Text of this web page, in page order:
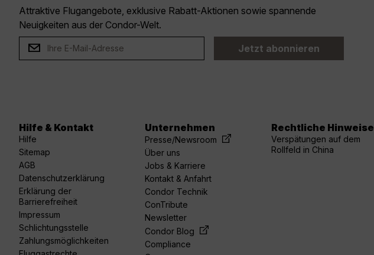
Attraktive Flugangebote, exklusive Rabatt-Aktionen sowie spannende
Neuigkeiten aus der Condor-Welt.
Jetzt abonnieren
Hilfe & Kontakt
Hilfe
Sitemap
AGB
Datenschutzerklärung
Erklärung der
Barrierefreiheit
Impressum
Schlichtungsstelle
Zahlungsmöglichkeiten
Unternehmen
Presse/Newsroom
Über uns
Jobs & Karriere
Kontakt & Anfahrt
Condor Technik
ConTribute
Newsletter
Condor Blog
Compliance
Rechtliche Hinweise
Verspätungen auf dem
Rollfeld in China
linkedin youtubespotify